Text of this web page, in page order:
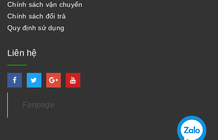
Chính sách vận chuyển
Chính sách đổi trả
Quy định sử dụng
Liên hệ
Fanpage